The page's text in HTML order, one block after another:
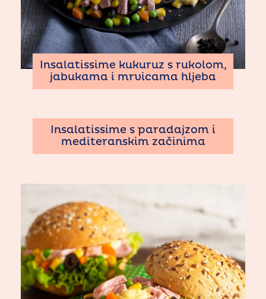
Insalatissime kukuruz s rukolom,
jabukama i mrvicama hljeba
Insalatissime s paradajzom i
mediteranskim začinima